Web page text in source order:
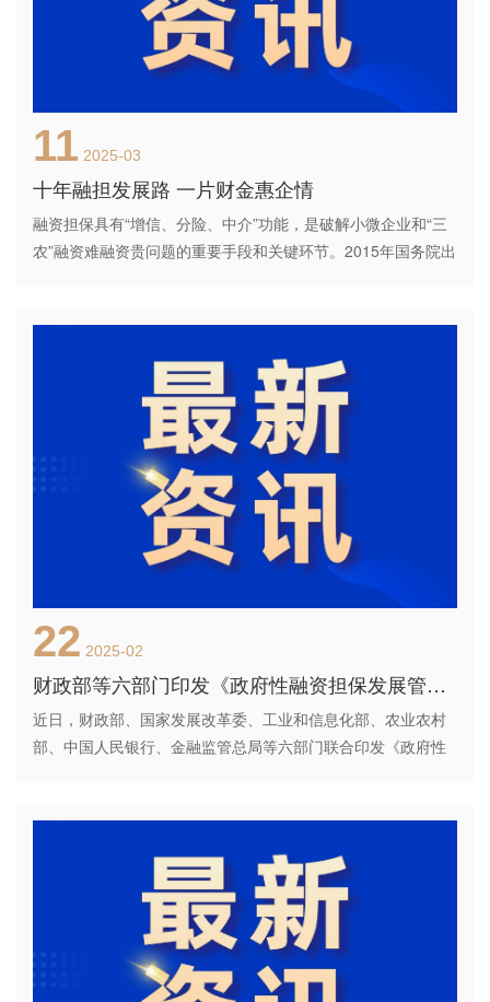
11 2025-03
十年融担发展路 一片财金惠企情
融资担保具有“增信、分险、中介”功能，是破解小微企业和“三
农”融资难融资贵问题的重要手段和关键环节。2015年国务院出
小微企业和“三...
22 2025-02
财政部等六部门印发《政府性融资担保发展管理办法》
近日，财政部、国家发展改革委、工业和信息化部、农业农村
部、中国人民银行、金融监管总局等六部门联合印发《政府性
政府性融资担保体系...